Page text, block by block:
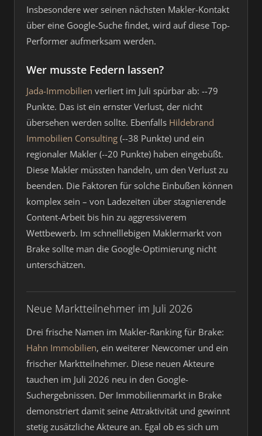
Insbesondere wer seinen nächsten Makler-Kontakt
über eine Google-Suche findet, wird auf diese Top-
Performer aufmerksam werden.
Wer musste Federn lassen?
Jada-Immobilien verliert im Juli spürbar ab: --79
Punkte. Das ist ein ernster Verlust, der nicht
übersehen werden sollte. Ebenfalls Hildebrand
Immobilien Consulting (--38 Punkte) und ein
regionaler Makler (--20 Punkte) haben eingebüßt.
Diese Makler müssten handeln, um den Verlust zu
beenden. Die Faktoren für solche Einbußen können
komplex sein – von Ladezeiten über stagnierende
Content-Arbeit bis hin zu aggressiverem
Wettbewerb. Im schnelllebigen Maklermarkt von
Brake sollte man die Google-Optimierung nicht
unterschätzen.
Neue Marktteilnehmer im Juli 2026
Drei frische Namen im Makler-Ranking für Brake:
Hahn Immobilien, ein weiterer Newcomer und ein
frischer Marktteilnehmer. Diese neuen Akteure
tauchen im Juli 2026 neu in den Google-
Suchergebnissen. Der Immobilienmarkt in Brake
demonstriert damit seine Attraktivität und gewinnt
stetig zusätzliche Akteure an. Egal ob es sich um